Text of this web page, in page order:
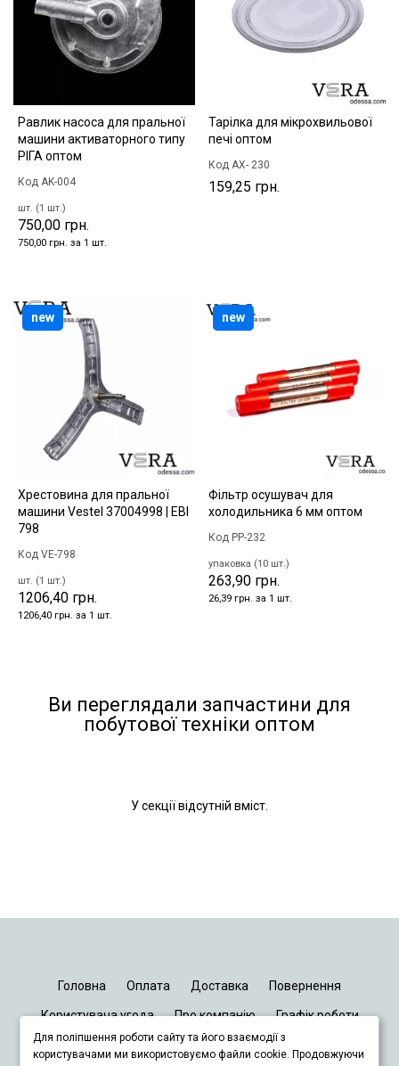
Равлик насоса для пральної
машини активаторного типу
РІГА оптом
Код AK-004
шт. (1 шт.)
750,00 грн.
750,00 грн. за 1 шт.
Тарілка для мікрохвильової
печі оптом
Код AX- 230
159,25 грн.
Хрестовина для пральної
машини Vestel 37004998 | EBI
798
Код VE-798
шт. (1 шт.)
1206,40 грн.
1206,40 грн. за 1 шт.
new
Фільтр осушувач для
холодильника 6 мм оптом
Код PP-232
упаковка (10 шт.)
263,90 грн.
26,39 грн. за 1 шт.
new
Ви переглядали запчастини для
побутової техніки оптом
У секції відсутній вміст.
Головна Оплата Доставка Повернення
Користувача угода Про компанію Графік роботи
Київ Дніпро Запоріжжя Львів
Для поліпшення роботи сайту та його взаємодії з
користувачами ми використовуємо файли cookie. Продовжуючи